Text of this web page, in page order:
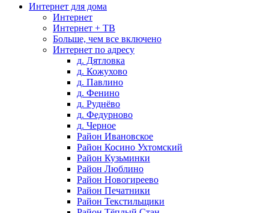
Интернет для дома
Интернет
Интернет + ТВ
Больше, чем все включено
Интернет по адресу
д. Дятловка
д. Кожухово
д. Павлино
д. Фенино
д. Руднёво
д. Федурново
д. Черное
Район Ивановское
Район Косино Ухтомский
Район Кузьминки
Район Люблино
Район Новогиреево
Район Печатники
Район Текстильщики